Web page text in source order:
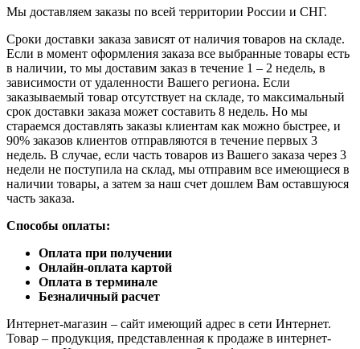
Мы доставляем заказы по всей территории России и СНГ.
Сроки доставки заказа зависят от наличия товаров на складе.
Если в момент оформления заказа все выбранные товары есть
в наличии, то мы доставим заказ в течение 1 – 2 недель, в
зависимости от удаленности Вашего региона. Если
заказываемый товар отсутствует на складе, то максимальный
срок доставки заказа может составить 8 недель. Но мы
стараемся доставлять заказы клиентам как можно быстрее, и
90% заказов клиентов отправляются в течение первых 3
недель. В случае, если часть товаров из Вашего заказа через 3
недели не поступила на склад, мы отправим все имеющиеся в
наличии товары, а затем за наш счет дошлем Вам оставшуюся
часть заказа.
Способы оплаты:
Оплата при получении
Онлайн-оплата картой
Оплата в терминале
Безналичный расчет
Интернет-магазин – сайт имеющий адрес в сети Интернет.
Товар – продукция, представленная к продаже в интернет-